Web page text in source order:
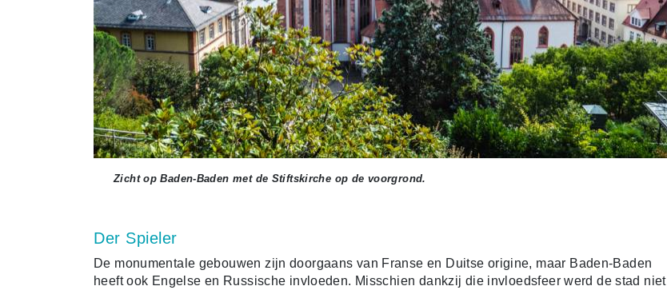
Zicht op Baden-Baden met de Stiftskirche op de voorgrond.
Der Spieler
De monumentale gebouwen zijn doorgaans van Franse en Duitse origine, maar Baden-Baden
heeft ook Engelse en Russische invloeden. Misschien dankzij die invloedsfeer werd de stad niet